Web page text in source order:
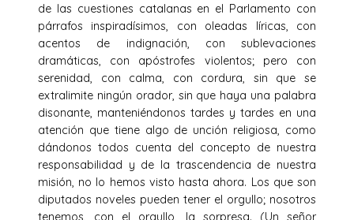
de las cuestiones catalanas en el Parlamento con
párrafos inspiradísimos, con oleadas líricas, con
acentos de indignación, con sublevaciones
dramáticas, con apóstrofes violentos; pero con
serenidad, con calma, con cordura, sin que se
extralimite ningún orador, sin que haya una palabra
disonante, manteniéndonos tardes y tardes en una
atención que tiene algo de unción religiosa, como
dándonos todos cuenta del concepto de nuestra
responsabilidad y de la trascendencia de nuestra
misión, no lo hemos visto hasta ahora. Los que son
diputados noveles pueden tener el orgullo; nosotros
tenemos, con el orgullo, la sorpresa. (Un señor